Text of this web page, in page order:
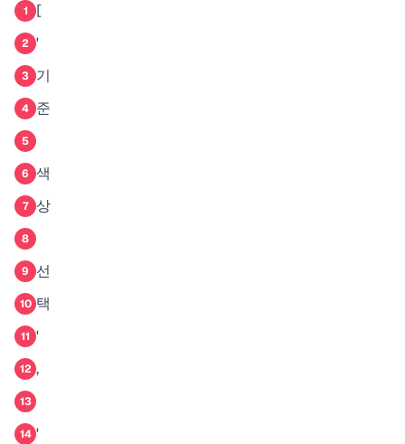
1 [
2 '
3 기
4 준
5
6 색
7 상
8
9 선
10 택
11 '
12 ,
13
14 '